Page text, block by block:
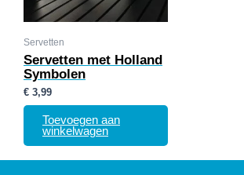
Servetten
Servetten met Holland
Symbolen
€ 3,99
Toevoegen aan
winkelwagen